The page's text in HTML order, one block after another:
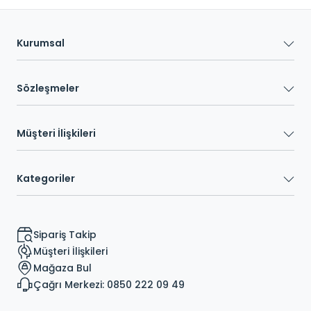
Kurumsal
Sözleşmeler
Müşteri İlişkileri
Kategoriler
Sipariş Takip
Müşteri İlişkileri
Mağaza Bul
Çağrı Merkezi: 0850 222 09 49